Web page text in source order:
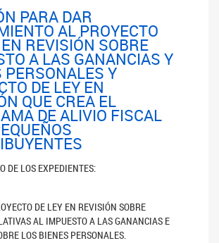
PARA DAR
AL PROYECTO
REVISIÓN SOBRE
A LAS GANANCIAS Y
PERSONALES Y
DE LEY EN
QUE CREA EL
DE ALIVIO FISCAL
DE LOS EXPEDIENTES:
DE LEY EN REVISIÓN SOBRE
AL IMPUESTO A LAS GANANCIAS E
LOS BIENES PERSONALES.